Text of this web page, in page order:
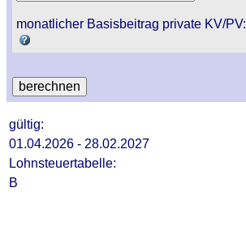
monatlicher Basisbeitrag private KV/PV:
gültig:
01.04.2026 - 28.02.2027
Lohnsteuertabelle:
B